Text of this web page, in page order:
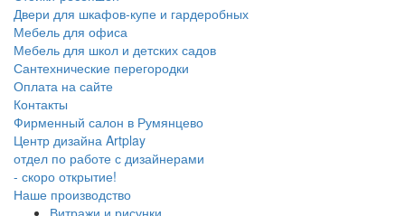
Двери для шкафов-купе и гардеробных
Мебель для офиса
Мебель для школ и детских садов
Сантехнические перегородки
Оплата на сайте
Контакты
Фирменный салон в Румянцево
Центр дизайна Artplay
отдел по работе с дизайнерами
- скоро открытие!
Наше производство
Витражи и рисунки